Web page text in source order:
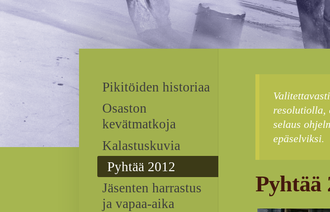
Pikitöiden historiaa
Osaston
kevätmatkoja
Kalastuskuvia
Pyhtää 2012
Jäsenten harrastus
ja vapaa-aika
resolutiolla,
selaus
epäselviksi.
Pyhtää